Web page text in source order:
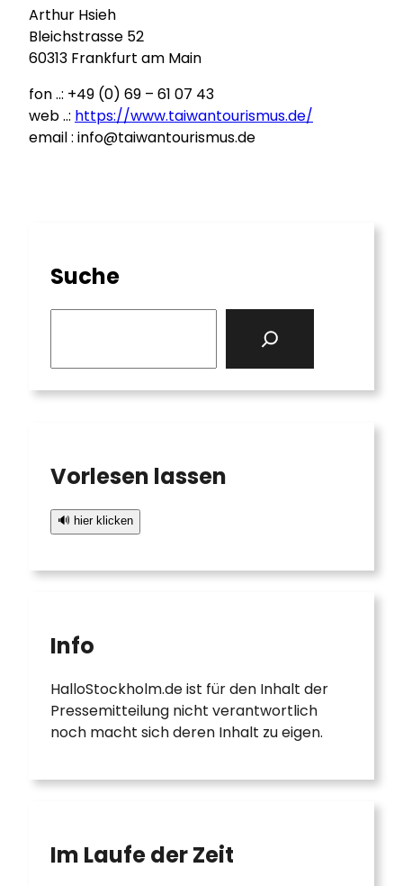
Arthur Hsieh
Bleichstrasse 52
60313 Frankfurt am Main
fon ..: +49 (0) 69 – 61 07 43
web ..: https://www.taiwantourismus.de/
email : info@taiwantourismus.de
Suche
Vorlesen lassen
🔊 hier klicken
Info
HalloStockholm.de ist für den Inhalt der
Pressemitteilung nicht verantwortlich
noch macht sich deren Inhalt zu eigen.
Im Laufe der Zeit